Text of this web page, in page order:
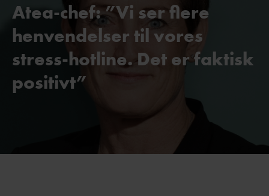
Atea-chef: ”Vi ser flere
henvendelser til vores
stress-hotline. Det er faktisk
positivt”